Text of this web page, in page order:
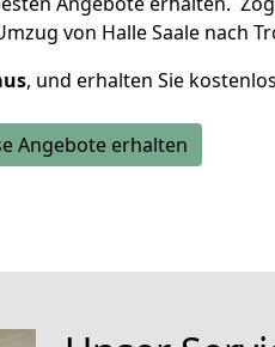
von Halle Saale nach
, und erhalten Sie
Angebote erhalten